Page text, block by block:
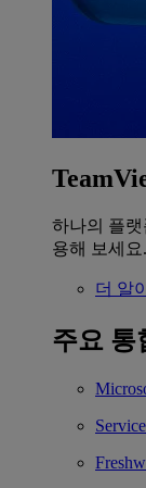
하나의 플랫
용해 보세요.
더 알
주요 통